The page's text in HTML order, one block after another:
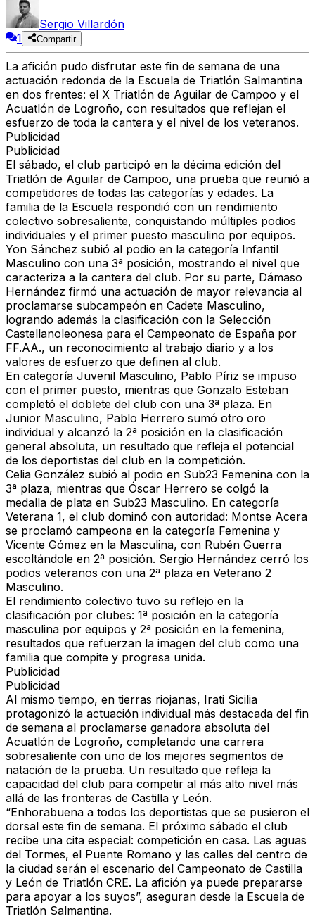
Sergio Villardón
1
Compartir
La afición pudo disfrutar este fin de semana de una
actuación redonda de la Escuela de Triatlón Salmantina
en dos frentes: el X Triatlón de Aguilar de Campoo y el
Acuatlón de Logroño, con resultados que reflejan el
esfuerzo de toda la cantera y el nivel de los veteranos.
Publicidad
Publicidad
El sábado, el club participó en la décima edición del
Triatlón de Aguilar de Campoo, una prueba que reunió a
competidores de todas las categorías y edades. La
familia de la Escuela respondió con un rendimiento
colectivo sobresaliente, conquistando múltiples podios
individuales y el primer puesto masculino por equipos.
Yon Sánchez subió al podio en la categoría Infantil
Masculino con una 3ª posición, mostrando el nivel que
caracteriza a la cantera del club. Por su parte, Dámaso
Hernández firmó una actuación de mayor relevancia al
proclamarse subcampeón en Cadete Masculino,
logrando además la clasificación con la Selección
Castellanoleonesa para el Campeonato de España por
FF.AA., un reconocimiento al trabajo diario y a los
valores de esfuerzo que definen al club.
En categoría Juvenil Masculino, Pablo Píriz se impuso
con el primer puesto, mientras que Gonzalo Esteban
completó el doblete del club con una 3ª plaza. En
Junior Masculino, Pablo Herrero sumó otro oro
individual y alcanzó la 2ª posición en la clasificación
general absoluta, un resultado que refleja el potencial
de los deportistas del club en la competición.
Celia González subió al podio en Sub23 Femenina con la
3ª plaza, mientras que Óscar Herrero se colgó la
medalla de plata en Sub23 Masculino. En categoría
Veterana 1, el club dominó con autoridad: Montse Acera
se proclamó campeona en la categoría Femenina y
Vicente Gómez en la Masculina, con Rubén Guerra
escoltándole en 2ª posición. Sergio Hernández cerró los
podios veteranos con una 2ª plaza en Veterano 2
Masculino.
El rendimiento colectivo tuvo su reflejo en la
clasificación por clubes: 1ª posición en la categoría
masculina por equipos y 2ª posición en la femenina,
resultados que refuerzan la imagen del club como una
familia que compite y progresa unida.
Publicidad
Publicidad
Al mismo tiempo, en tierras riojanas, Irati Sicilia
protagonizó la actuación individual más destacada del fin
de semana al proclamarse ganadora absoluta del
Acuatlón de Logroño, completando una carrera
sobresaliente con uno de los mejores segmentos de
natación de la prueba. Un resultado que refleja la
capacidad del club para competir al más alto nivel más
allá de las fronteras de Castilla y León.
“Enhorabuena a todos los deportistas que se pusieron el
dorsal este fin de semana. El próximo sábado el club
recibe una cita especial: competición en casa. Las aguas
del Tormes, el Puente Romano y las calles del centro de
la ciudad serán el escenario del Campeonato de Castilla
y León de Triatlón CRE. La afición ya puede prepararse
para apoyar a los suyos”, aseguran desde la Escuela de
Triatlón Salmantina.